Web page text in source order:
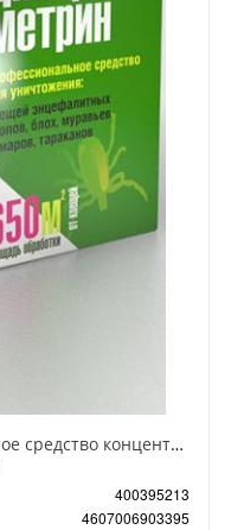
Циперметрин Профессиональное средство концентрат эмульсии 25% для уничтожения тараканов, мух,комаров, блох, клопов, муравьев, ос 50 мл
400395213
4607006903395